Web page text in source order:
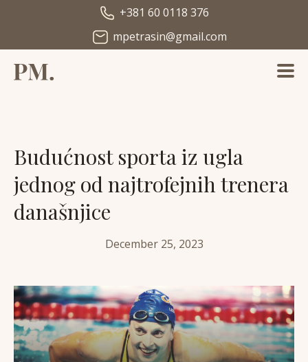
+381 60 0118 376
mpetrasin@gmail.com
Budućnost sporta iz ugla
jednog od najtrofejnih trenera
današnjice
December 25, 2023